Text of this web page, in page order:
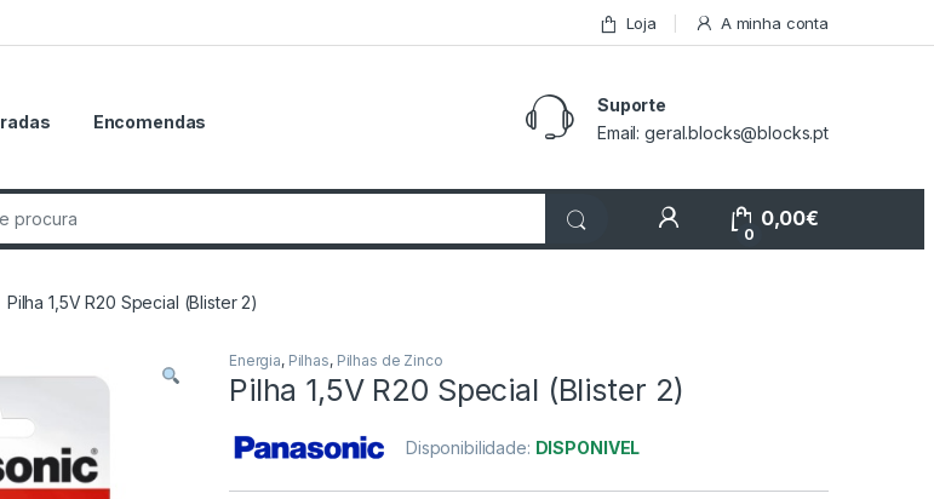
Loja A minha conta
Encomendas
Suporte
Email: geral.blocks@blocks.pt
My Account
0
0,00€
Pilha 1,5V R20 Special (Blister 2)
Energia, Pilhas, Pilhas de Zinco
Pilha 1,5V R20 Special (Blister 2)
Disponibilidade: DISPONIVEL